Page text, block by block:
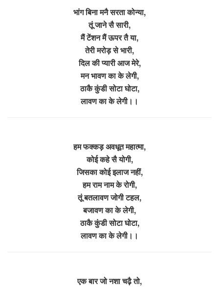
भांग बिना मनै सरता कोन्या,
तूं जाने सै सारी,
मैं टेंशन मैं ऊपर तै या,
तेरी मरोड़ से भारी,
दिल की प्यारी आज मेरे,
मन भावण का के लेगी,
ठाकै कुंडी सोटा घोटा,
लावण का के लेगी।।
हम फक्कड़ अवधूत महात्मा,
कोई कहे सै योगी,
जिसका कोई इलाज नहीं,
हम राम नाम के रोगी,
तूं बतलावण जोगी टहल,
बजावण का के लेगी,
ठाकै कुंडी सोटा घोटा,
लावण का के लेगी।।
एक बार जो नशा चढ़ै तो,